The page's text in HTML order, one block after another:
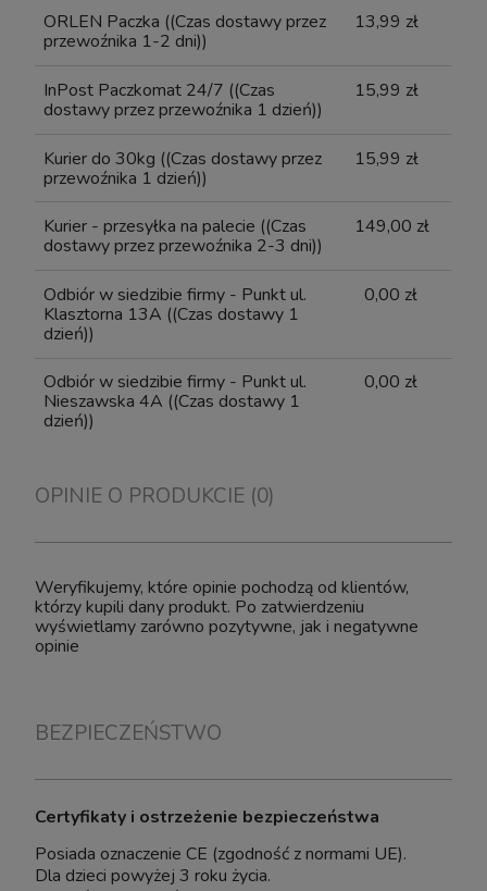
ORLEN Paczka ((Czas dostawy przez
przewoźnika 1-2 dni))
13,99 zł
InPost Paczkomat 24/7 ((Czas
dostawy przez przewoźnika 1 dzień))
15,99 zł
Kurier do 30kg ((Czas dostawy przez
przewoźnika 1 dzień))
15,99 zł
Kurier - przesyłka na palecie ((Czas
dostawy przez przewoźnika 2-3 dni))
149,00 zł
Odbiór w siedzibie firmy - Punkt ul.
Klasztorna 13A ((Czas dostawy 1
dzień))
0,00 zł
Odbiór w siedzibie firmy - Punkt ul.
Nieszawska 4A ((Czas dostawy 1
dzień))
0,00 zł
OPINIE O PRODUKCIE (0)
Weryfikujemy, które opinie pochodzą od klientów,
którzy kupili dany produkt. Po zatwierdzeniu
wyświetlamy zarówno pozytywne, jak i negatywne
opinie
BEZPIECZEŃSTWO
Certyfikaty i ostrzeżenie bezpieczeństwa
Posiada oznaczenie CE (zgodność z normami UE).
Dla dzieci powyżej 3 roku życia.